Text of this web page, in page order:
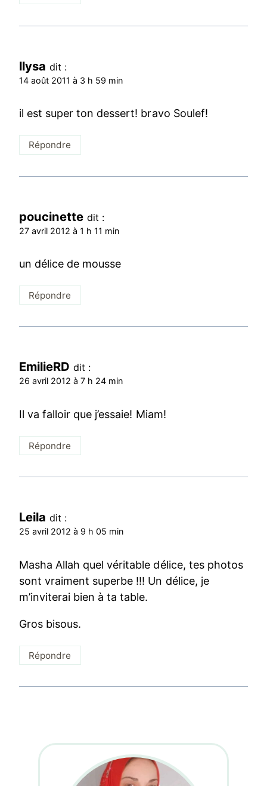
llysa dit :
14 août 2011 à 3 h 59 min
il est super ton dessert! bravo Soulef!
Répondre
poucinette dit :
27 avril 2012 à 1 h 11 min
un délice de mousse
Répondre
EmilieRD dit :
26 avril 2012 à 7 h 24 min
Il va falloir que j’essaie! Miam!
Répondre
Leila dit :
25 avril 2012 à 9 h 05 min
Masha Allah quel véritable délice, tes photos
sont vraiment superbe !!! Un délice, je
m’inviterai bien à ta table.
Gros bisous.
Répondre